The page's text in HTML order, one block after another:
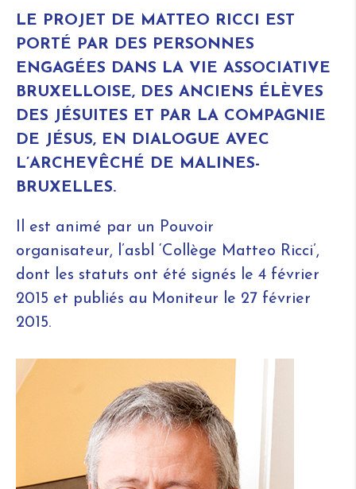
LE PROJET DE MATTEO RICCI EST
PORTÉ PAR DES PERSONNES
ENGAGÉES DANS LA VIE ASSOCIATIVE
BRUXELLOISE, DES ANCIENS ÉLÈVES
DES JÉSUITES ET PAR LA COMPAGNIE
DE JÉSUS, EN DIALOGUE AVEC
L’ARCHEVÊCHÉ DE MALINES-
BRUXELLES.
Il est animé par un Pouvoir
organisateur, l’asbl ‘Collège Matteo Ricci’,
dont les statuts ont été signés le 4 février
2015 et publiés au Moniteur le 27 février
2015.